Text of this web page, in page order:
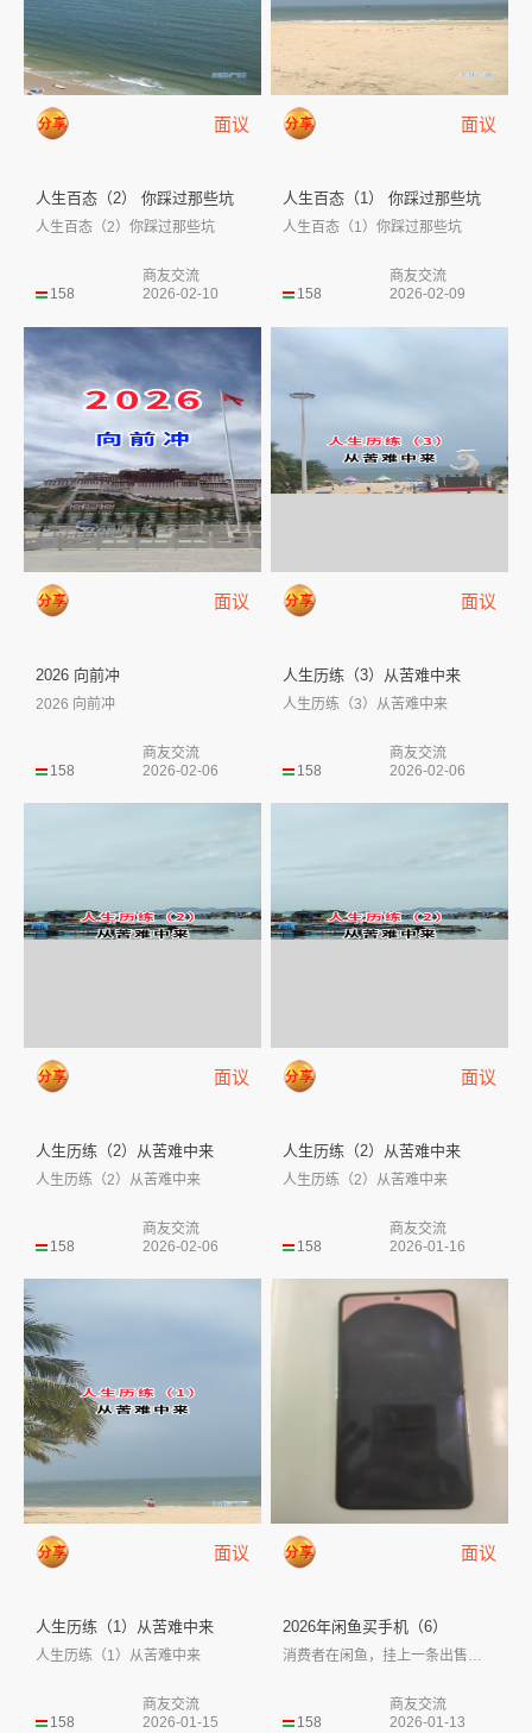
面议
人生百态（2） 你踩过那些坑
人生百态（2）你踩过那些坑
158
商友交流
2026-02-10
面议
人生百态（1） 你踩过那些坑
人生百态（1）你踩过那些坑
158
商友交流
2026-02-09
面议
2026 向前冲
2026 向前冲
158
商友交流
2026-02-06
面议
人生历练（3）从苦难中来
人生历练（3）从苦难中来
158
商友交流
2026-02-06
面议
人生历练（2）从苦难中来
人生历练（2）从苦难中来
158
商友交流
2026-02-06
面议
人生历练（2）从苦难中来
人生历练（2）从苦难中来
158
商友交流
2026-01-16
面议
人生历练（1）从苦难中来
人生历练（1）从苦难中来
158
商友交流
2026-01-15
面议
2026年闲鱼买手机（6）
消费者在闲鱼，挂上一条出售手机信息......
158
商友交流
2026-01-13